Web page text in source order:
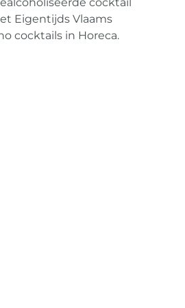
Eigentijds Vlaams
cocktails in Horeca.